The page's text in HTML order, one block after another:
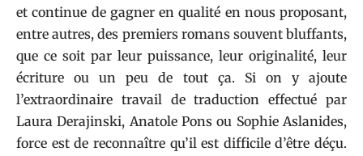
et continue de gagner en qualité en nous proposant,
entre autres, des premiers romans souvent bluffants,
que ce soit par leur puissance, leur originalité, leur
écriture ou un peu de tout ça. Si on y ajoute
l’extraordinaire travail de traduction effectué par
Laura Derajinski, Anatole Pons ou Sophie Aslanides,
force est de reconnaître qu’il est difficile d’être déçu.